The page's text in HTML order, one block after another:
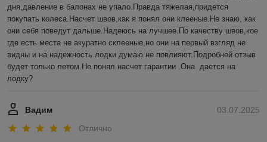
дня,давление в балонах не упало.Правда тяжелая,придется
покупать колеса.Насчет швов,как я понял они клееные.Не знаю, как
они себя поведут дальше.Надеюсь на лучшее.По качеству швов,кое
где есть места не акуратно склееные,но они на первый взгляд не
видны и на надежность лодки думаю не повлияют.Подробней отзыв
будет только летом.Не понял насчет гарантии .Она  дается на
лодку?
03.07.2025
Вадим
Отлично